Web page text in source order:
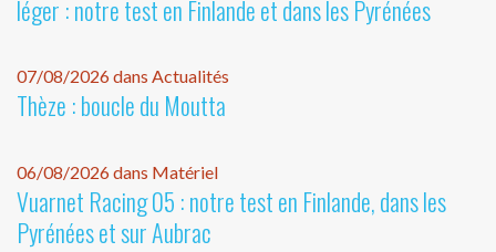
léger : notre test en Finlande et dans les Pyrénées
07/08/2026 dans Actualités
Thèze : boucle du Moutta
06/08/2026 dans Matériel
Vuarnet Racing 05 : notre test en Finlande, dans les
Pyrénées et sur Aubrac